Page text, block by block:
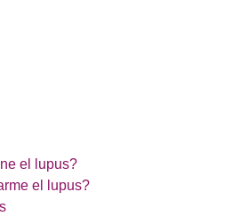
el lupus?
el lupus?